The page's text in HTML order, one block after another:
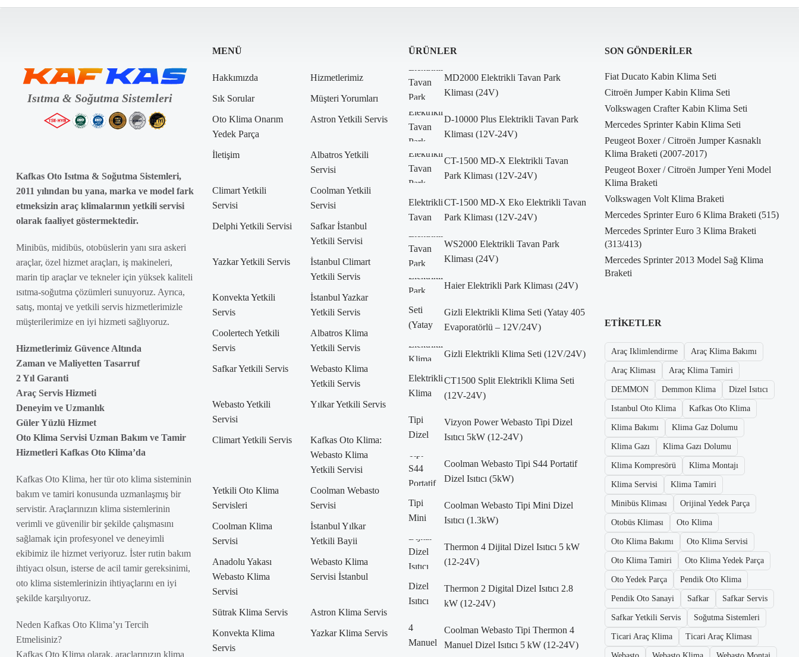
Kafkas Oto Isıtma & Soğutma Sistemleri,
2011 yılından bu yana, marka ve model fark
etmeksizin araç klimalarının yetkili servisi
olarak faaliyet göstermektedir.
Minibüs, midibüs, otobüslerin yanı sıra askeri
araçlar, özel hizmet araçları, iş makineleri,
marin tip araçlar ve tekneler için yüksek kaliteli
ısıtma-soğutma çözümleri sunuyoruz. Ayrıca,
satış, montaj ve yetkili servis hizmetlerimizle
müşterilerimize en iyi hizmeti sağlıyoruz.
Hizmetlerimiz Güvence Altında
Zaman ve Maliyetten Tasarruf
2 Yıl Garanti
Araç Servis Hizmeti
Deneyim ve Uzmanlık
Güler Yüzlü Hizmet
Oto Klima Servisi Uzman Bakım ve Tamir
Hizmetleri Kafkas Oto Klima’da
Kafkas Oto Klima, her tür oto klima sisteminin
bakım ve tamiri konusunda uzmanlaşmış bir
servistir. Araçlarınızın klima sistemlerinin
verimli ve güvenilir bir şekilde çalışmasını
sağlamak için profesyonel ve deneyimli
ekibimiz ile hizmet veriyoruz. İster rutin bakım
ihtiyacı olsun, isterse de acil tamir gereksinimi,
oto klima sistemlerinizin ihtiyaçlarını en iyi
şekilde karşılıyoruz.
Neden Kafkas Oto Klima’yı Tercih
Etmelisiniz?
Kafkas Oto Klima olarak, araçlarınızın klima
MENÜ
Hakkımızda Hizmetlerimiz
Sık Sorular Müşteri Yorumları
Oto Klima Onarım
Yedek Parça
Astron Yetkili Servis
İletişim
Albatros Yetkili
Servisi
Climart Yetkili
Servisi
Coolman Yetkili
Servisi
Delphi Yetkili Servisi
Safkar İstanbul
Yetkili Servisi
Yazkar Yetkili Servis
İstanbul Climart
Yetkili Servis
Konvekta Yetkili
Servis
İstanbul Yazkar
Yetkili Servis
Coolertech Yetkili
Servis
Albatros Klima
Yetkili Servis
Safkar Yetkili Servis
Webasto Klima
Yetkili Servis
Webasto Yetkili
Servisi
Yılkar Yetkili Servis
Climart Yetkili Servis
Kafkas Oto Klima:
Webasto Klima
Yetkili Servisi
Yetkili Oto Klima
Servisleri
Coolman Webasto
Servisi
Coolman Klima
Servisi
İstanbul Yılkar
Yetkili Bayii
Anadolu Yakası
Webasto Klima
Servisi
Webasto Klima
Servisi İstanbul
Sütrak Klima Servis Astron Klima Servis
Konvekta Klima
Servis
Yazkar Klima Servis
ÜRÜNLER
MD2000 Elektrikli Tavan Park
Kliması (24V)
D-10000 Plus Elektrikli Tavan Park
Kliması (12V-24V)
CT-1500 MD-X Elektrikli Tavan
Park Kliması (12V-24V)
CT-1500 MD-X Eko Elektrikli Tavan
Park Kliması (12V-24V)
WS2000 Elektrikli Tavan Park
Kliması (24V)
Haier Elektrikli Park Kliması (24V)
Gizli Elektrikli Klima Seti (Yatay 405
Evaporatörlü – 12V/24V)
Gizli Elektrikli Klima Seti (12V/24V)
CT1500 Split Elektrikli Klima Seti
(12V-24V)
Vizyon Power Webasto Tipi Dizel
Isıtıcı 5kW (12-24V)
Coolman Webasto Tipi S44 Portatif
Dizel Isıtıcı (5kW)
Coolman Webasto Tipi Mini Dizel
Isıtıcı (1.3kW)
Thermon 4 Dijital Dizel Isıtıcı 5 kW
(12-24V)
Thermon 2 Digital Dizel Isıtıcı 2.8
kW (12-24V)
Coolman Webasto Tipi Thermon 4
Manuel Dizel Isıtıcı 5 kW (12-24V)
SON GÖNDERILER
Fiat Ducato Kabin Klima Seti
Citroën Jumper Kabin Klima Seti
Volkswagen Crafter Kabin Klima Seti
Mercedes Sprinter Kabin Klima Seti
Peugeot Boxer / Citroën Jumper Kasnaklı
Klima Braketi (2007-2017)
Peugeot Boxer / Citroën Jumper Yeni Model
Klima Braketi
Volkswagen Volt Klima Braketi
Mercedes Sprinter Euro 6 Klima Braketi (515)
Mercedes Sprinter Euro 3 Klima Braketi
(313/413)
Mercedes Sprinter 2013 Model Sağ Klima
Braketi
ETIKETLER
Araç Iklimlendirme Araç Klima Bakımı
Araç Kliması Araç Klima Tamiri
DEMMON Demmon Klima Dizel Isıtıcı
Istanbul Oto Klima Kafkas Oto Klima
Klima Bakımı Klima Gaz Dolumu
Klima Gazı Klima Gazı Dolumu
Klima Kompresörü Klima Montajı
Klima Servisi Klima Tamiri
Minibüs Kliması Orijinal Yedek Parça
Otobüs Kliması Oto Klima
Oto Klima Bakımı Oto Klima Servisi
Oto Klima Tamiri Oto Klima Yedek Parça
Oto Yedek Parça Pendik Oto Klima
Pendik Oto Sanayi Safkar Safkar Servis
Safkar Yetkili Servis Soğutma Sistemleri
Ticari Araç Klima Ticari Araç Kliması